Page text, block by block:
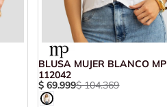
BLUSA MUJER BLANCO MP
112042
$ 69.999$ 104.369